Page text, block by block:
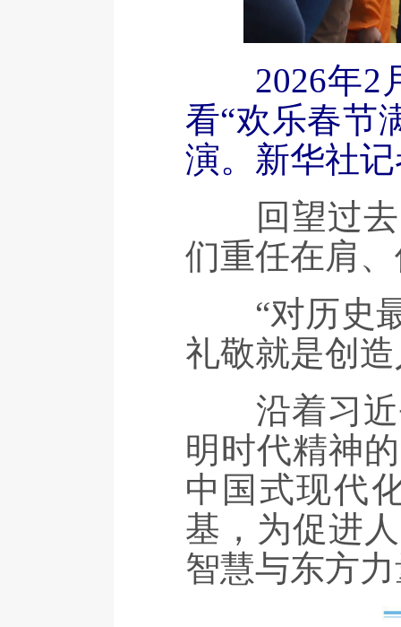
2026年2
看“欢乐春节
演。新华社
回望过去
们重任在肩
“对历史最
礼敬就是创
沿着习近
明时代精神
中国式现代
基，为促进
智慧与东方